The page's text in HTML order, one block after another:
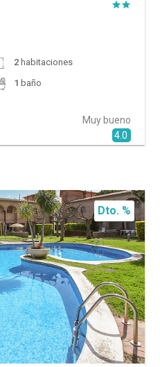
2habitaciones
1 baño
Muy bueno
4.0
Dto. %